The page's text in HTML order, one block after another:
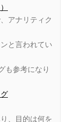
アナリティク
と言われてい
も参考になり
、目的は何を